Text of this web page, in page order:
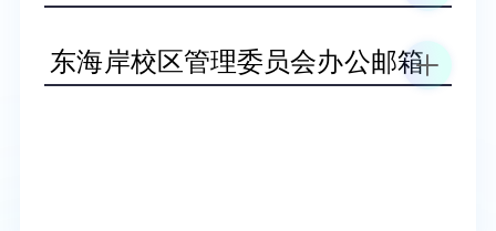
东海岸校区管理委员会办公邮箱